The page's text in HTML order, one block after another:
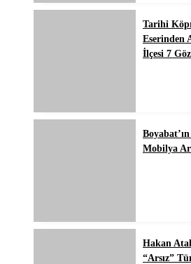
Tarihi
Eserinden
İlçesi 7
Mobilya
Hakan
“Arsız”